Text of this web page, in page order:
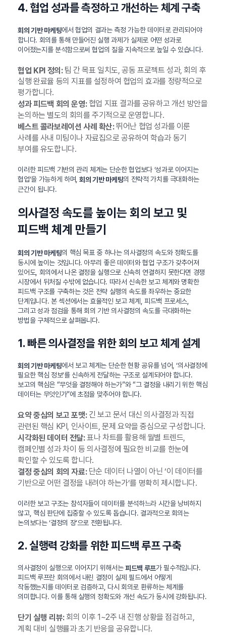
4. 협업 성과를 측정하고 개선하는 체계 구축
회의 기반 마케팅에서 협업의 결과는 측정 가능한 데이터로 관리되어야
합니다. 회의를 통해 만들어진 실행 과제가 실제로 어떤 성과로
이어졌는지를 분석함으로써 협업의 질을 지속적으로 높일 수 있습니다.
협업 KPI 정의:팀 간 목표 일치도, 공동 프로젝트 성과, 회의 후
실행 완료율 등의 지표를 설정하여 협업의 효과를 정량적으로
평가합니다.
성과 피드백 회의 운영:협업 지표 결과를 공유하고 개선 방안을
논의하는 별도의 회의를 주기적으로 운영합니다.
베스트 콜라보레이션 사례 확산:뛰어난 협업 성과를 이룬
사례를 사내 미팅이나 자료집으로 공유하여 학습과 동기
부여를 유도합니다.
이러한 피드백 기반의 관리 체계는 단순한 협업보다 ‘성과로 이어지는
협업’을 가능하게 하며,회의 기반 마케팅의 전략적 가치를 극대화하는
근간이 됩니다.
의사결정 속도를 높이는 회의 보고 및
피드백 체계 만들기
회의 기반 마케팅의 핵심 목표 중 하나는 의사결정의 속도와 정확도를
동시에 높이는 것입니다. 아무리 좋은 데이터와 협업 구조가 갖추어져
있어도, 회의에서 나온 결정을 실행으로 신속히 연결하지 못한다면 경쟁
시장에서 뒤처질 수밖에 없습니다. 따라서 신속한 보고 체계와 명확한
피드백 구조를 구축하는 것은 전략 실행의 속도를 좌우하는 중요한
단계입니다. 본 섹션에서는 효율적인 보고 체계, 피드백 프로세스,
그리고 성과 점검을 통해 회의 기반 의사결정의 속도를 극대화하는
방법을 구체적으로 살펴봅니다.
1. 빠른 의사결정을 위한 회의 보고 체계 설계
회의 기반 마케팅에서 보고 체계는 단순한 현황 공유를 넘어, ‘의사결정에
필요한 핵심 정보’를 신속하게 전달하는 구조로 설계되어야 합니다.
보고의 핵심은 “무엇을 결정해야 하는가”와 “그 결정을 내리기 위한 핵심
데이터는 무엇인가”에 초점을 맞추어야 합니다.
요약 중심의 보고 포맷:긴 보고 문서 대신 의사결정과 직접
관련된 핵심 KPI, 인사이트, 문제 요약을 중심으로 구성합니다.
시각화된 데이터 전달:표나 차트를 활용해 월별 트렌드,
캠페인별 성과 차이 등 의사결정에 필요한 비교를 한눈에
확인할 수 있도록 합니다.
결정 중심의 회의 자료:단순 데이터 나열이 아닌 ‘이 데이터를
기반으로 어떤 결정을 내려야 하는가’를 명확히 제시합니다.
이러한 보고 구조는 참석자들이 데이터를 분석하느라 시간을 낭비하지
않고, 핵심 판단에 집중할 수 있도록 돕습니다. 결과적으로 회의는
논의보다는 ‘결정의 장’으로 전환됩니다.
2. 실행력 강화를 위한 피드백 루프 구축
의사결정이 실행으로 이어지기 위해서는피드백 루프가 필수적입니다.
피드백 루프란 회의에서 내린 결정이 실제 필드에서 어떻게
작동했는지를 데이터로 검증하고, 다시 회의로 환류하는 체계를
의미합니다. 이를 통해 실행의 정확도와 개선 속도가 동시에 강화됩니다.
단기 실행 리뷰:회의 이후 1~2주 내 진행 상황을 점검하고,
계획 대비 실행률과 초기 반응을 공유합니다.